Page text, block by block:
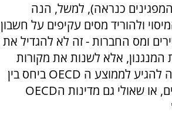
כנראה), למשל, הנה
ולהוריד מסים עקיפים על חשבון
ומס החברות - זה לא להגדיל את
אלא לשנות את מקורות
המימון. הדרישה הנה להגיע לממוצע ה OECD ביחס בין
מסים עקיפים לישירים, או שאולי גם מדינות הOECD